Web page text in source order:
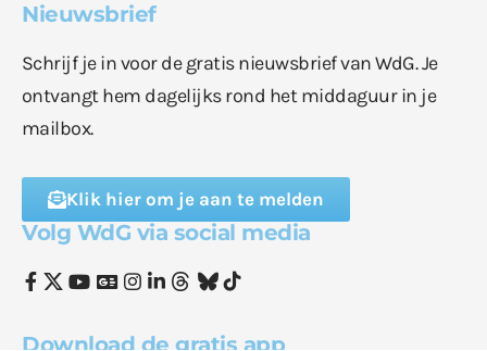
Nieuwsbrief
Schrijf je in voor de gratis nieuwsbrief van WdG. Je
ontvangt hem dagelijks rond het middaguur in je
mailbox.
Klik hier om je aan te melden
Volg WdG via social media
Download de gratis app